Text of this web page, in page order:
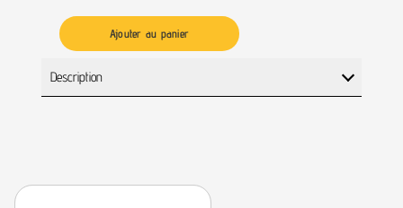
Ajouter au panier
Description